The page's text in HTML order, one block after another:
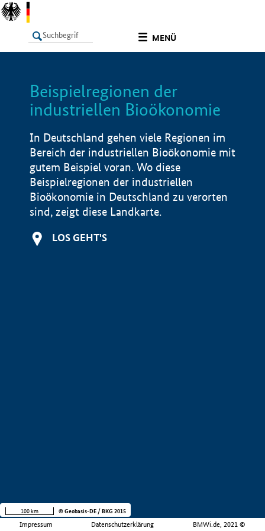
MENÜ
LISTE
Beispielregionen der
industriellen Bioökonomie
In Deutschland gehen viele Regionen im
Bereich der industriellen Bioökonomie mit
gutem Beispiel voran. Wo diese
Beispielregionen der industriellen
Bioökonomie in Deutschland zu verorten
sind, zeigt diese Landkarte.
LOS GEHT'S
Impressum Datenschutzerklärung BMWi.de, 2021 ©
100 km © Geobasis-DE / BKG 2015